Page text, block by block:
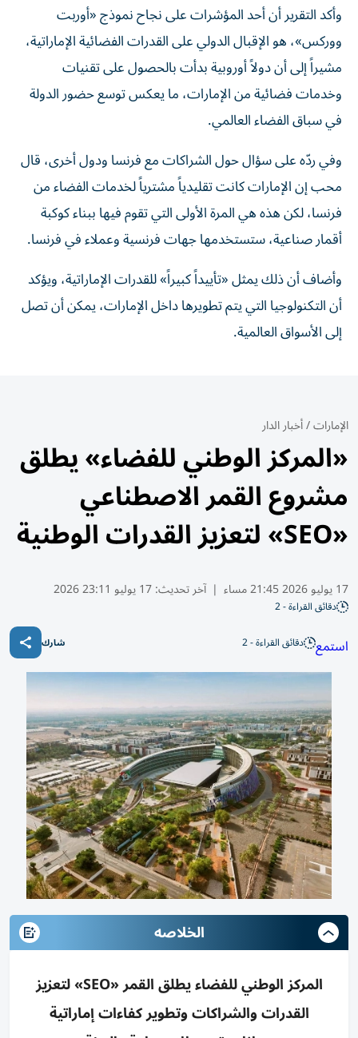
وأكد التقرير أن أحد المؤشرات على نجاح نموذج «أوربت
ووركس»، هو الإقبال الدولي على القدرات الفضائية الإماراتية،
مشيراً إلى أن دولاً أوروبية بدأت بالحصول على تقنيات
وخدمات فضائية من الإمارات، ما يعكس توسع حضور الدولة
في سباق الفضاء العالمي.
وفي ردّه على سؤال حول الشراكات مع فرنسا ودول أخرى، قال
محب إن الإمارات كانت تقليدياً مشترياً لخدمات الفضاء من
فرنسا، لكن هذه هي المرة الأولى التي تقوم فيها ببناء كوكبة
أقمار صناعية، ستستخدمها جهات فرنسية وعملاء في فرنسا.
وأضاف أن ذلك يمثل «تأييداً كبيراً» للقدرات الإماراتية، ويؤكد
أن التكنولوجيا التي يتم تطويرها داخل الإمارات، يمكن أن تصل
إلى الأسواق العالمية.
الإمارات/أخبار الدار
«المركز الوطني للفضاء» يطلق
مشروع القمر الاصطناعي
«SEO» لتعزيز القدرات الوطنية
17 يوليو 2026 21:45 مساء | آخر تحديث:17 يوليو 23:11 2026
دقائق القراءة - 2
استمع دقائق القراءة - 2 شارك
الخلاصه
المركز الوطني للفضاء يطلق القمر «SEO» لتعزيز
القدرات والشراكات وتطوير كفاءات إماراتية